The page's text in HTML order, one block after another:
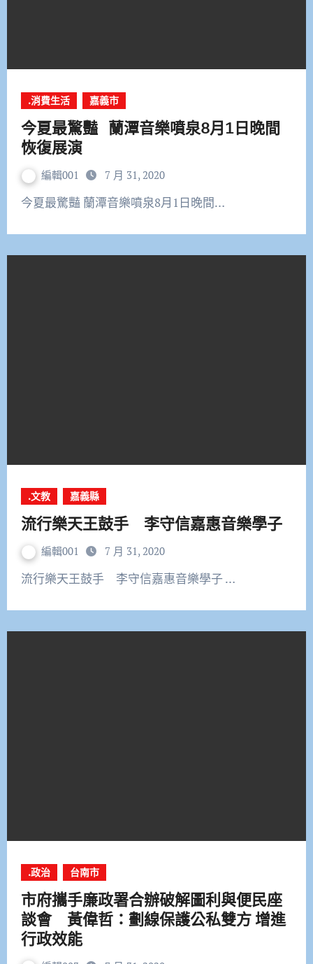
.消費生活 嘉義市
今夏最驚豔 蘭潭音樂噴泉8月1日晚間
恢復展演
編輯001 7 月 31, 2020
今夏最驚豔 蘭潭音樂噴泉8月1日晚間…
.文教 嘉義縣
流行樂天王鼓手 李守信嘉惠音樂學子
編輯001 7 月 31, 2020
流行樂天王鼓手 李守信嘉惠音樂學子 …
.政治 台南市
市府攜手廉政署合辦破解圖利與便民座
談會 黃偉哲：劃線保護公私雙方 增進
行政效能